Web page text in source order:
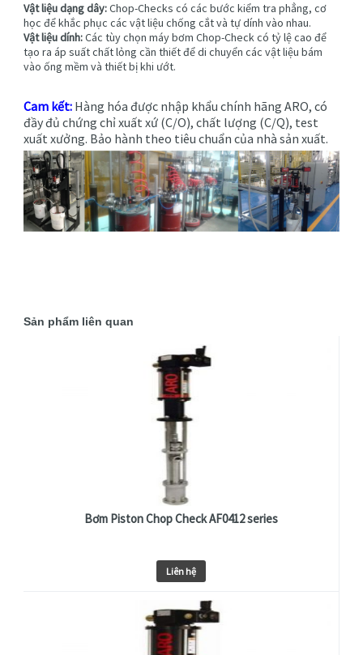
Vật liệu dạng dây:Chop-Checks có các bước kiểm tra phẳng, cơ
học để khắc phục các vật liệu chống cắt và tự dính vào nhau.
Vật liệu dính:Các tùy chọn máy bơm Chop-Check có tỷ lệ cao để
tạo ra áp suất chất lỏng cần thiết để di chuyển các vật liệu bám
vào ống mềm và thiết bị khi ướt.
Cam kết: Hàng hóa được nhập khẩu chính hãng ARO, có
đầy đủ chứng chỉ xuất xứ (C/O), chất lượng (C/Q), test
xuất xưởng. Bảo hành theo tiêu chuẩn của nhà sản xuất.
Sản phẩm liên quan
Bơm Piston Chop Check AF0412 series
Liên hệ